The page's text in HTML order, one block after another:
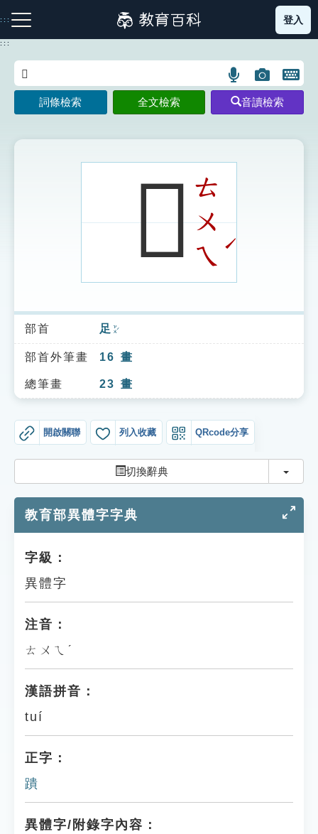
到
主
:::
注音索引圖示 筆畫索引圖示 部首索引表圖示
索引選單
知識索引
單字索引
貓頭鷹博士
登入
:::
語
言
搜
示
圖
片
搜
開
鍵
圖
詞條檢索 全文檢索 音讀檢索
𨇚ㄊ
ㄨ
ㄟ
ˊ
部首 足 ㄗㄨˊ
部首外筆畫 16 畫
總筆畫 23 畫
開啟關聯 列入收藏 QRcode分享
切換辭典 切換
教育部異體字字典
字級：
異體字
注音：
ㄊㄨㄟˊ
漢語拼音：
tuí
正字：
蹪
異體字/附錄字內容：